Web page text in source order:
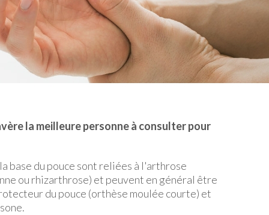
la meilleure personne à consulter pour
base du pouce sont reliées à l'arthrose
ou rhizarthrose) et peuvent en général être
du pouce (orthèse moulée courte) et